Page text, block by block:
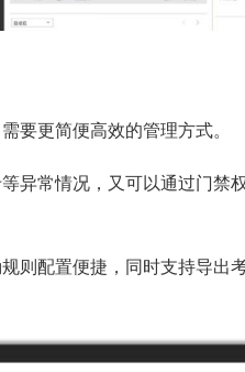
更简便高效的管理方式。
常情况，又可以通过门禁
配置便捷，同时支持导出